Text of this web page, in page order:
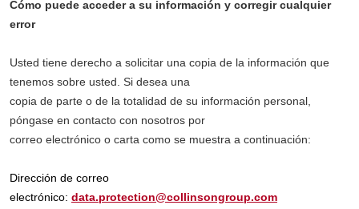
Cómo puede acceder a su información y corregir cualquier
error
Usted tiene derecho a solicitar una copia de la información que
tenemos sobre usted. Si desea una
copia de parte o de la totalidad de su información personal,
póngase en contacto con nosotros por
correo electrónico o carta como se muestra a continuación:
Dirección de correo
electrónico: data.protection@collinsongroup.com